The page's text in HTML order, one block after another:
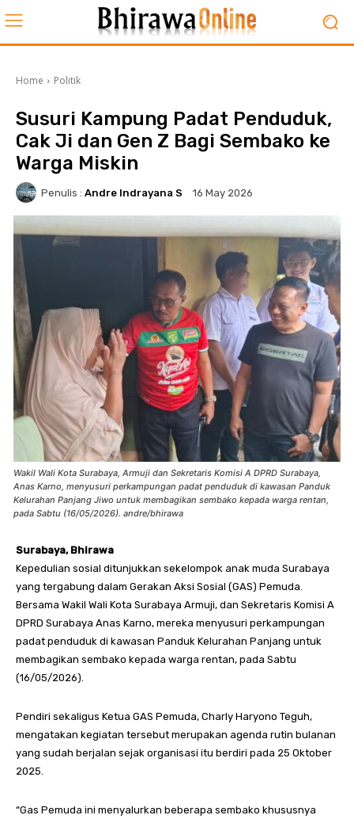
Home Politik
Susuri Kampung Padat Penduduk,
Cak Ji dan Gen Z Bagi Sembako ke
Warga Miskin
Penulis : Andre Indrayana S 16 May 2026
Wakil Wali Kota Surabaya, Armuji dan Sekretaris Komisi A DPRD Surabaya,
Anas Karno, menyusuri perkampungan padat penduduk di kawasan Panduk
Kelurahan Panjang Jiwo untuk membagikan sembako kepada warga rentan,
pada Sabtu (16/05/2026). andre/bhirawa
Surabaya, Bhirawa
Kepedulian sosial ditunjukkan sekelompok anak muda Surabaya
yang tergabung dalam Gerakan Aksi Sosial (GAS) Pemuda.
Bersama Wakil Wali Kota Surabaya Armuji, dan Sekretaris Komisi A
DPRD Surabaya Anas Karno, mereka menyusuri perkampungan
padat penduduk di kawasan Panduk Kelurahan Panjang untuk
membagikan sembako kepada warga rentan, pada Sabtu
(16/05/2026).
Pendiri sekaligus Ketua GAS Pemuda, Charly Haryono Teguh,
mengatakan kegiatan tersebut merupakan agenda rutin bulanan
yang sudah berjalan sejak organisasi itu berdiri pada 25 Oktober
2025.
“Gas Pemuda ini menyalurkan beberapa sembako khususnya